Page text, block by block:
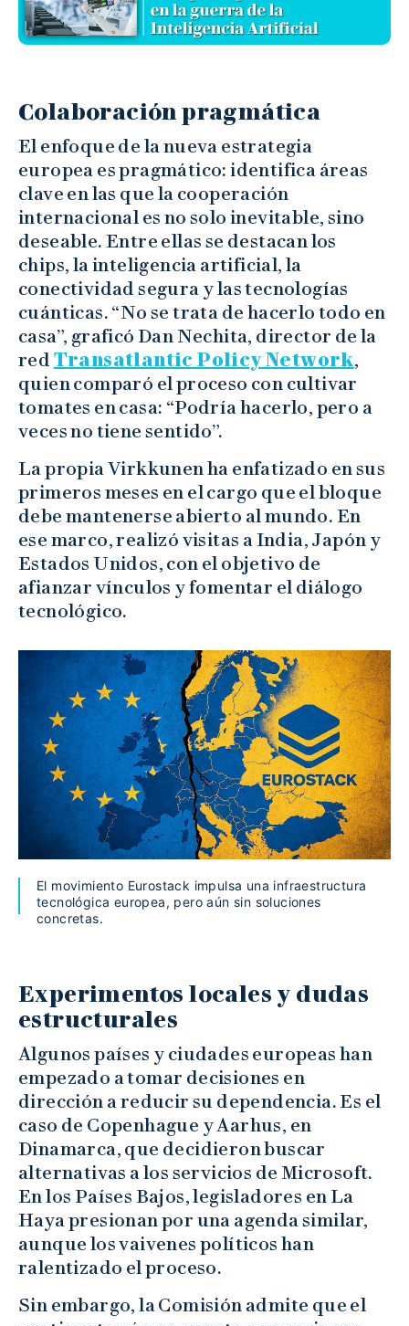
Colaboración pragmática
El enfoque de la nueva estrategia
europea es pragmático: identifica áreas
clave en las que la cooperación
internacional es no solo inevitable, sino
deseable. Entre ellas se destacan los
chips, la inteligencia artificial, la
conectividad segura y las tecnologías
cuánticas. “No se trata de hacerlo todo en
casa”, graficó Dan Nechita, director de la
red Transatlantic Policy Network,
quien comparó el proceso con cultivar
tomates en casa: “Podría hacerlo, pero a
veces no tiene sentido”.
La propia Virkkunen ha enfatizado en sus
primeros meses en el cargo que el bloque
debe mantenerse abierto al mundo. En
ese marco, realizó visitas a India, Japón y
Estados Unidos, con el objetivo de
afianzar vínculos y fomentar el diálogo
tecnológico.
El movimiento Eurostack impulsa una infraestructura
tecnológica europea, pero aún sin soluciones
concretas.
Experimentos locales y dudas
estructurales
Algunos países y ciudades europeas han
empezado a tomar decisiones en
dirección a reducir su dependencia. Es el
caso de Copenhague y Aarhus, en
Dinamarca, que decidieron buscar
alternativas a los servicios de Microsoft.
En los Países Bajos, legisladores en La
Haya presionan por una agenda similar,
aunque los vaivenes políticos han
ralentizado el proceso.
Sin embargo, la Comisión admite que el